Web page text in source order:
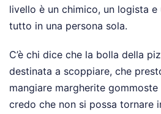
livello è un chimico, un logista e
tutto in una persona sola.
C’è chi dice che la bolla della
destinata a scoppiare, che
mangiare margherite
credo che non si possa tornare